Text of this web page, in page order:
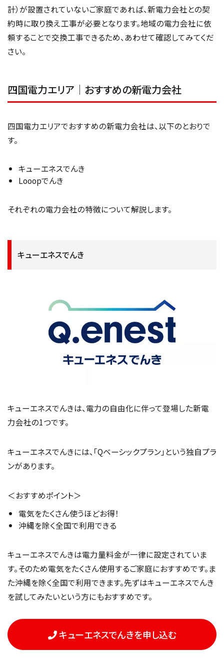
計）が設置されていないご家庭であれば、新電力会社との契
約時に取り換え工事が必要となります。地域の電力会社に依
頼することで交換工事できるため、あわせて確認してみてくだ
さい。
四国電力エリア｜おすすめの新電力会社
四国電力エリアでおすすめの新電力会社は、以下のとおりで
す。
キューエネスでんき
Looopでんき
それぞれの電力会社の特徴について解説します。
キューエネスでんき
キューエネスでんきは、電力の自由化に伴って登場した新電
力会社の1つです。
キューエネスでんきには、「Qベーシックプラン」という独自プラ
ンがあります。
＜おすすめポイント＞
電気をたくさん使うほどお得！
沖縄を除く全国で利用できる
キューエネスでんきは電力量料金が一律に設定されていま
す。そのため電気をたくさん使用するご家庭におすすめです。ま
た沖縄を除く全国で利用できます。先ずはキューエネスでんき
を試してみたいという方にもおすすめです。
キューエネスでんきを申し込む